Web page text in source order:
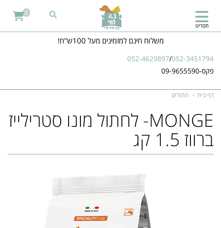
משלוח חינם למזמינים מעל 100ש"ח!
052-4629897/052-3451794
פקס-09-9655590
תפריט
0
דף בית חתולים
MONGE- לחתול מונו סטרילייז
ברווז 1.5 קג